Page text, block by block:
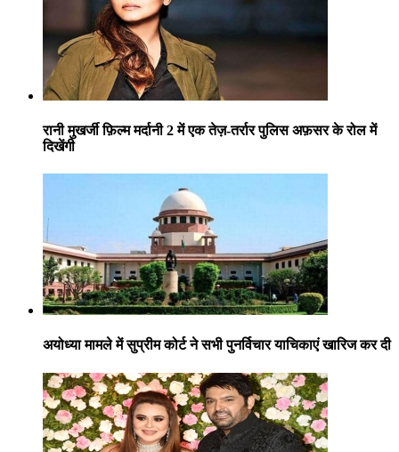
रानी मुखर्जी फ़िल्म मर्दानी 2 में एक तेज़-तर्रार पुलिस अफ़सर के रोल में
दिखेंगी
अयोध्या मामले में सुप्रीम कोर्ट ने सभी पुनर्विचार याचिकाएं खारिज कर दी